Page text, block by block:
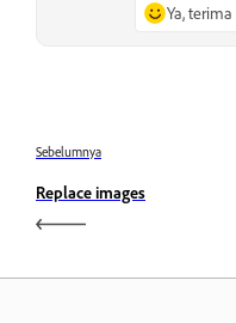
Ya,
Sebelumnya
Replace images